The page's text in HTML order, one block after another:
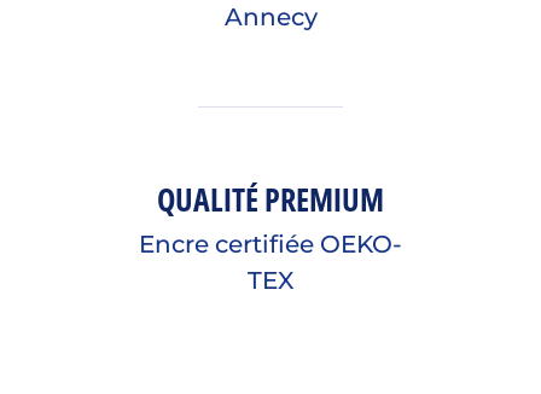
Annecy
QUALITÉ PREMIUM
Encre certifiée OEKO-
TEX